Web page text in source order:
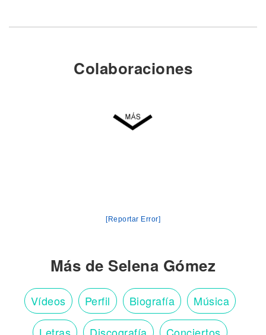
Colaboraciones
[Reportar Error]
Más de Selena Gómez
Vídeos Perfil Biografía Música